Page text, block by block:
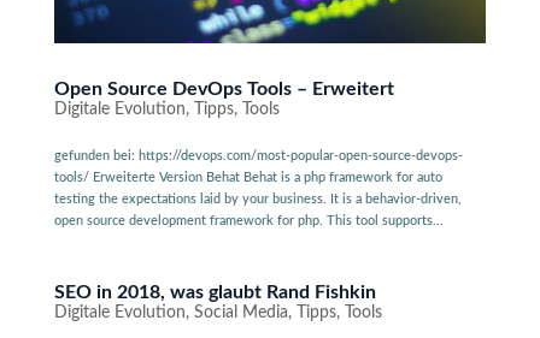
Open Source DevOps Tools – Erweitert
Digitale Evolution, Tipps, Tools
gefunden bei: https://devops.com/most-popular-open-source-devops-
tools/ Erweiterte Version Behat Behat is a php framework for auto
testing the expectations laid by your business. It is a behavior-driven,
open source development framework for php. This tool supports...
SEO in 2018, was glaubt Rand Fishkin
Digitale Evolution, Social Media, Tipps, Tools